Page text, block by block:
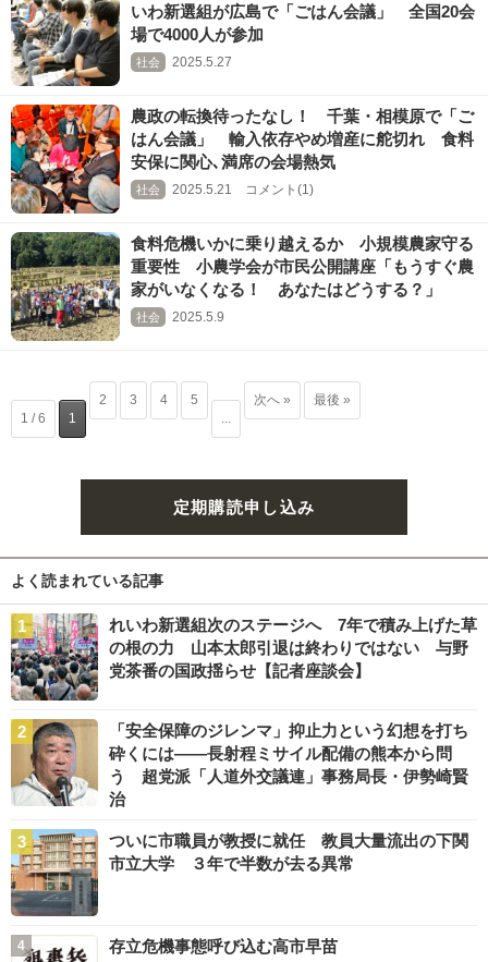
いわ新選組が広島で「ごはん会議」 全国20会
場で4000人が参加
社会 2025.5.27
農政の転換待ったなし！ 千葉・相模原で「ご
はん会議」 輸入依存やめ増産に舵切れ 食料
安保に関心､満席の会場熱気
社会 2025.5.21 コメント(1)
食料危機いかに乗り越えるか 小規模農家守る
重要性 小農学会が市民公開講座「もうすぐ農
家がいなくなる！ あなたはどうする？」
社会 2025.5.9
1 / 6 1
2 3 4
5
次へ » 最後 »
定期購読申し込み
よく読まれている記事
れいわ新選組次のステージへ 7年で積み上げた草
の根の力 山本太郎引退は終わりではない 与野
党茶番の国政揺らせ【記者座談会】
「安全保障のジレンマ」抑止力という幻想を打ち
砕くには――長射程ミサイル配備の熊本から問
う 超党派「人道外交議連」事務局長・伊勢崎賢
治
ついに市職員が教授に就任 教員大量流出の下関
市立大学 ３年で半数が去る異常
存立危機事態呼び込む高市早苗